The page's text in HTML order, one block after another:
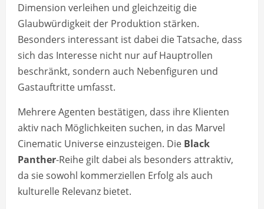
Dimension verleihen und gleichzeitig die
Glaubwürdigkeit der Produktion stärken.
Besonders interessant ist dabei die Tatsache, dass
sich das Interesse nicht nur auf Hauptrollen
beschränkt, sondern auch Nebenfiguren und
Gastauftritte umfasst.
Mehrere Agenten bestätigen, dass ihre Klienten
aktiv nach Möglichkeiten suchen, in das Marvel
Cinematic Universe einzusteigen. Die Black
Panther-Reihe gilt dabei als besonders attraktiv,
da sie sowohl kommerziellen Erfolg als auch
kulturelle Relevanz bietet.